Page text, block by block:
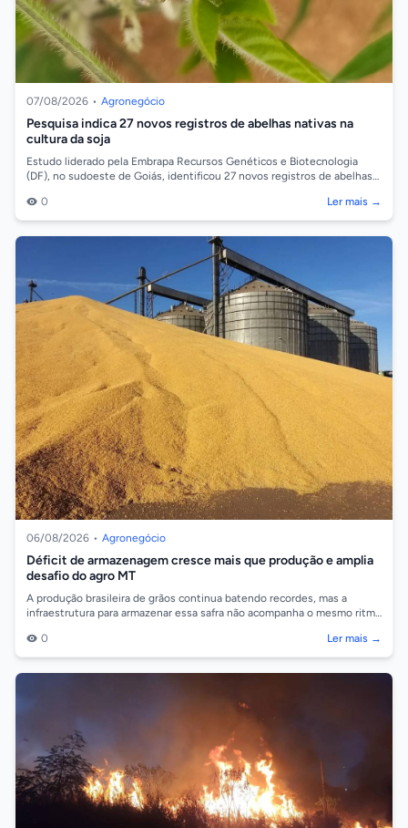
07/08/2026 • Agronegócio
Pesquisa indica 27 novos registros de abelhas nativas na
cultura da soja
Estudo liderado pela Embrapa Recursos Genéticos e Biotecnologia
(DF), no sudoeste de Goiás, identificou 27 novos registros de abelhas
0
Ler mais →
06/08/2026 • Agronegócio
Déficit de armazenagem cresce mais que produção e amplia
desafio do agro MT
A produção brasileira de grãos continua batendo recordes, mas a
infraestrutura para armazenar essa safra não acompanha o mesmo ritmo
0
Ler mais →